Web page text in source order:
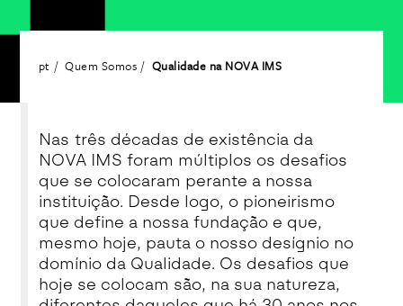
pt Quem Somos Qualidade na NOVA IMS
Nas três décadas de existência da
NOVA IMS foram múltiplos os desafios
que se colocaram perante a nossa
instituição. Desde logo, o pioneirismo
que define a nossa fundação e que,
mesmo hoje, pauta o nosso desígnio no
domínio da Qualidade. Os desafios que
hoje se colocam são, na sua natureza,